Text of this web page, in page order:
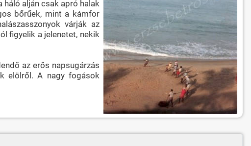
háló alján csak apró halak
bőrűek, mint a kámfor
várják az
figyelik a jelenetet, nekik
az erős napsugárzás
elölről. A nagy fogások